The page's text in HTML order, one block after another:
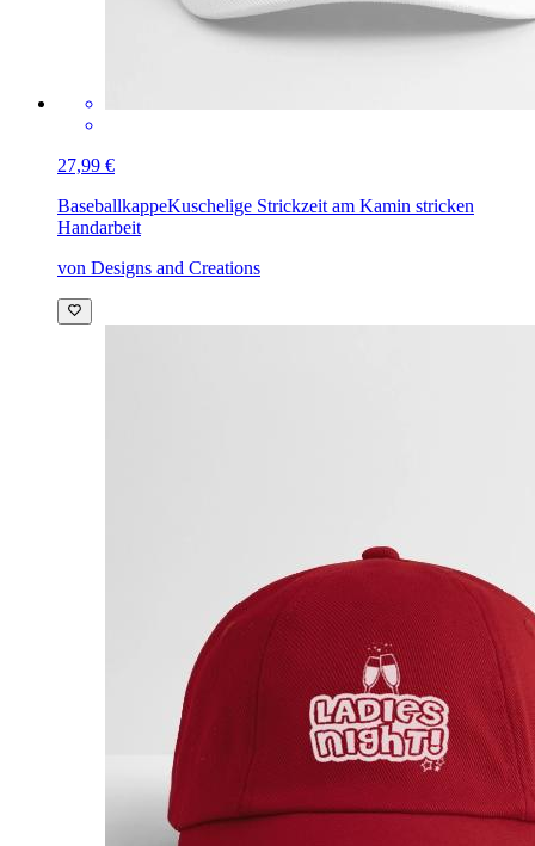
27,99 €
BaseballkappeKuschelige Strickzeit am Kamin stricken
Handarbeit
von Designs and Creations